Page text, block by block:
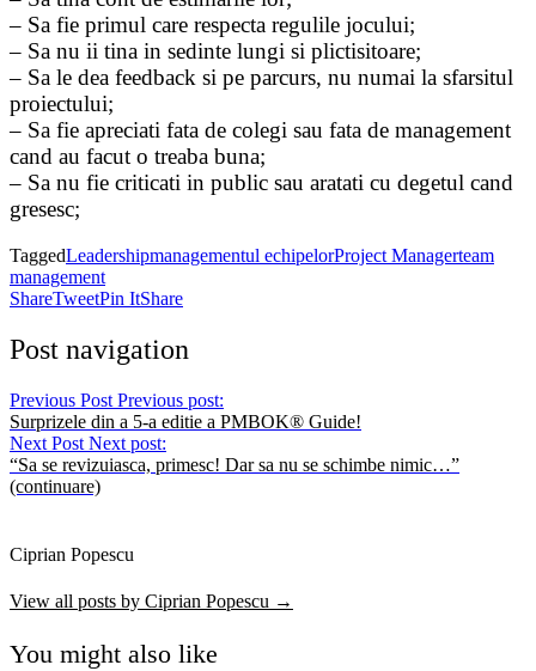
– Sa fie primul care respecta regulile jocului;
– Sa nu ii tina in sedinte lungi si plictisitoare;
– Sa le dea feedback si pe parcurs, nu numai la sfarsitul
proiectului;
– Sa fie apreciati fata de colegi sau fata de management
cand au facut o treaba buna;
– Sa nu fie criticati in public sau aratati cu degetul cand
gresesc;
TaggedLeadershipmanagementul echipelorProject Managerteam
management
ShareTweetPin ItShare
Post navigation
Previous Post Previous post:
Surprizele din a 5-a editie a PMBOK® Guide!
Next Post Next post:
“Sa se revizuiasca, primesc! Dar sa nu se schimbe nimic…”
(continuare)
Ciprian Popescu
View all posts by Ciprian Popescu →
You might also like